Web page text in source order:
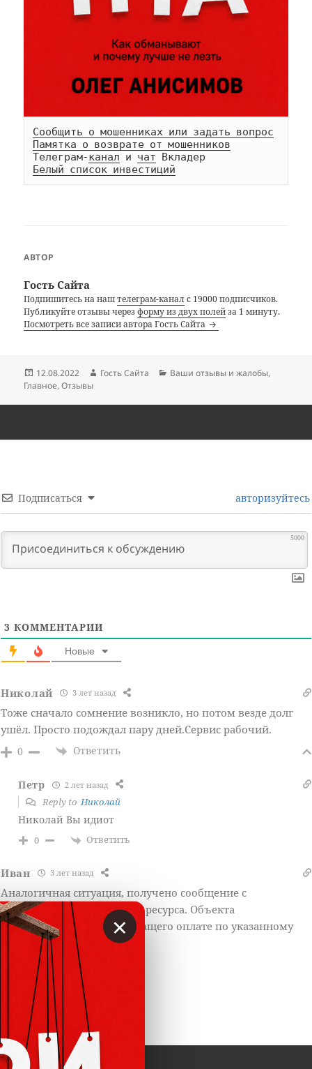
Сообщить о мошенниках или задать вопрос
Памятка о возврате от мошенников
Телеграм-канал и чат
Белый список инвестиций
АВТОР
Гость Сайта
Подпишитесь на наштелеграм-каналс 19000 подписчиков.
Публикуйте отзывы черезформу из двух полейза 1 минуту.
Посмотреть все записи автора Гость Сайта
Опубликовано
12.08.2022 Автор
Гость Сайта Рубрики
Ваши отзывы и жалобы,
Главное,Отзывы
Подписаться авторизуйтесь
5000
3 КОММЕНТАРИИ
Новые
Николай 3 лет назад
Тоже сначало сомнение возникло, но потом везде долг
ушёл. Просто подождал пару дней.Сервис рабочий.
0 Ответить
Петр 2 лет назад
Reply toНиколай
Николай Вы идиот
0 Ответить
Иван 3 лет назад
Аналогичная ситуация, получено сообщение с
вышеуказанного интернет-ресурса. Объекта
налогооблажения, подлежащего оплате по указанному
УИНу не имею.
Ответить
×